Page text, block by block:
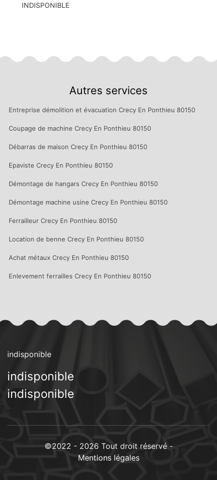
INDISPONIBLE
Autres services
Entreprise démolition et évacuation Crecy En Ponthieu 80150
Coupage de machine Crecy En Ponthieu 80150
Débarras de maison Crecy En Ponthieu 80150
Epaviste Crecy En Ponthieu 80150
Démontage de hangars Crecy En Ponthieu 80150
Démontage machine usine Crecy En Ponthieu 80150
Ferrailleur Crecy En Ponthieu 80150
Location de benne Crecy En Ponthieu 80150
Achat métaux Crecy En Ponthieu 80150
Enlevement ferrailles Crecy En Ponthieu 80150
indisponible
indisponible
indisponible
©2022 - 2026 Tout droit réservé -
Mentions légales